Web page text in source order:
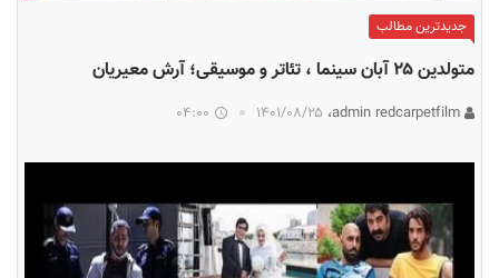
جدیدترین مطالب
متولدین ۲۵ آبان سینما ، تئاتر و موسیقی؛ آرش معیریان
۱۴۰۱/۰۸/۲۵ 04:00